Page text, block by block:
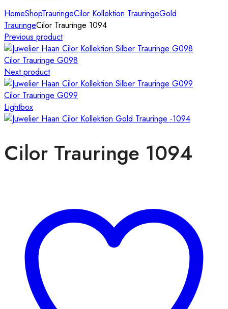
HomeShopTrauringeCilor Kollektion TrauringeGold
TrauringeCilor Trauringe 1094
Previous product
Cilor Trauringe G098
Next product
Cilor Trauringe G099
Lightbox
Cilor Trauringe 1094